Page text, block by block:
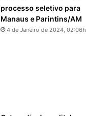
processo seletivo para
Manaus e Parintins/AM
4 de Janeiro de 2024, 02:06h